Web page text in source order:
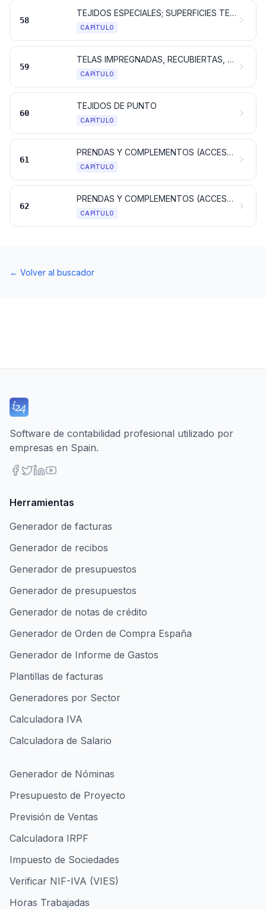
58
TEJIDOS ESPECIALES; SUPERFICIES TEXTILES CON MECHÓN INSERTADO; ENCAJES; TAPICERÍA; PASAMANERÍA; BORDADOS
CAPÍTULO
59
TELAS IMPREGNADAS, RECUBIERTAS, REVESTIDAS O ESTRATIFICADAS; ARTÍCULOS TÉCNICOS DE MATERIA TEXTIL
CAPÍTULO
60
TEJIDOS DE PUNTO
CAPÍTULO
61
PRENDAS Y COMPLEMENTOS (ACCESORIOS), DE VESTIR, DE PUNTO
CAPÍTULO
62
PRENDAS Y COMPLEMENTOS (ACCESORIOS), DE VESTIR, EXCEPTO LOS DE PUNTO
CAPÍTULO
← Volver al buscador
Software de contabilidad profesional utilizado por
empresas en Spain.
Herramientas
Generador de facturas
Generador de recibos
Generador de presupuestos
Generador de presupuestos
Generador de notas de crédito
Generador de Orden de Compra España
Generador de Informe de Gastos
Plantillas de facturas
Generadores por Sector
Calculadora IVA
Calculadora de Salario
Generador de Nóminas
Presupuesto de Proyecto
Previsión de Ventas
Calculadora IRPF
Impuesto de Sociedades
Verificar NIF-IVA (VIES)
Horas Trabajadas